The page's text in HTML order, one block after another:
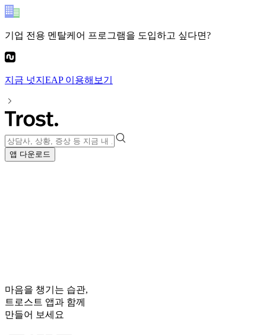
기업 전용 멘탈케어 프로그램을 도입하고 싶다면?
지금 넛지EAP이용해보기
앱 다운로드
마음을 챙기는 습관,
트로스트 앱과 함께
만들어 보세요